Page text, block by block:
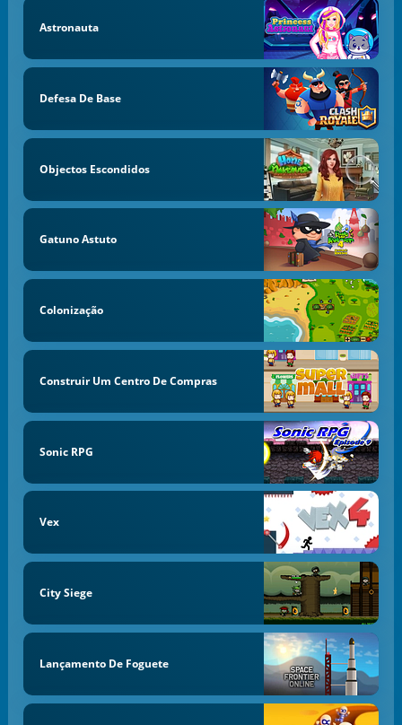
Astronauta
Defesa De Base
Objectos Escondidos
Gatuno Astuto
Colonização
Construir Um Centro De Compras
Sonic RPG
Vex
City Siege
Lançamento De Foguete